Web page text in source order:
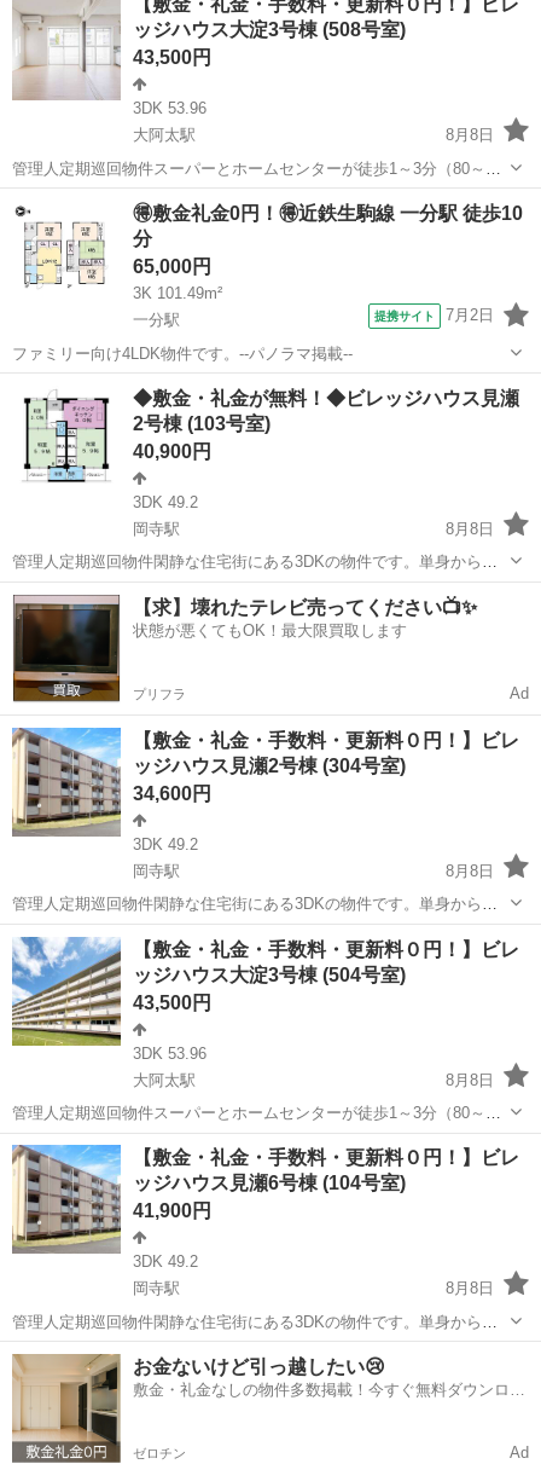
についてもご相談いただけます。新規入居限定！最大3万円引越サポー
トあり！敷金・礼金・更新料・鍵交換...
【敷金・礼金・手数料・更新料０円！】ビレ
ッジハウス大淀3号棟 (508号室)
43,500円
3DK 53.96
大阿太駅
8月8日
管理人定期巡回物件スーパーとホームセンターが徒歩1～3分（80～
180m）で、日常の買い物に便利な立地です。ペット飼育についてもご
相談いただけます。フリーレント1ヶ月＋最大3万円引越サポートあ
り！敷金・礼金・更新料・鍵交換代...
大阿太駅 アパート
🉐敷金礼金0円！🉐近鉄生駒線 一分駅 徒歩10
分
65,000円
3K 101.49m²
一分駅
提携サイト 7月2日
ファミリー向け4LDK物件です。--パノラマ掲載--
奈良 一分駅 一戸建て
◆敷金・礼金が無料！◆ビレッジハウス見瀬
2号棟 (103号室)
40,900円
3DK 49.2
岡寺駅
8月8日
管理人定期巡回物件閑静な住宅街にある3DKの物件です。単身からフ
ァミリーまで幅広いお客様の生活を可能にしております。ペット飼育
についてもご相談いただけます。新規入居限定！最大3万円引越サポー
トあり！敷金・礼金・更新料・鍵交換...
奈良 橿原市 岡寺駅 アパート ビレッジハウス
【求】壊れたテレビ売ってください📺✨
状態が悪くてもOK！最大限買取します
プリフラ Ad
【敷金・礼金・手数料・更新料０円！】ビレ
ッジハウス見瀬2号棟 (304号室)
34,600円
3DK 49.2
岡寺駅
8月8日
管理人定期巡回物件閑静な住宅街にある3DKの物件です。単身からフ
ァミリーまで幅広いお客様の生活を可能にしております。ペット飼育
についてもご相談いただけます。新規入居限定！最大3万円引越サポー
トあり！敷金・礼金・更新料・鍵交換...
奈良 橿原市 岡寺駅 アパート 徒歩
【敷金・礼金・手数料・更新料０円！】ビレ
ッジハウス大淀3号棟 (504号室)
43,500円
3DK 53.96
大阿太駅
8月8日
管理人定期巡回物件スーパーとホームセンターが徒歩1～3分（80～
180m）で、日常の買い物に便利な立地です。ペット飼育についてもご
相談いただけます。フリーレント1ヶ月＋最大3万円引越サポートあ
り！敷金・礼金・更新料・鍵交換代...
奈良 吉野郡 大阿太駅 アパート
【敷金・礼金・手数料・更新料０円！】ビレ
ッジハウス見瀬6号棟 (104号室)
41,900円
3DK 49.2
岡寺駅
8月8日
管理人定期巡回物件閑静な住宅街にある3DKの物件です。単身からフ
ァミリーまで幅広いお客様の生活を可能にしております。ペット飼育
についてもご相談いただけます。新規入居限定！最大3万円引越サポー
トあり！敷金・礼金・更新料・鍵交換...
奈良 橿原市 岡寺駅 アパート ビレッジハウス
お金ないけど引っ越したい😢
敷金・礼金なしの物件多数掲載！今すぐ無料ダウンロー
ゼロチン Ad